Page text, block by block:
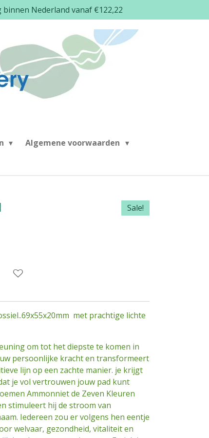
Nederland vanaf €122,22
Algemene voorwaarden
Sale!
met prachtige lichte
om tot het diepste te komen in
persoonlijke kracht en transformeert
lijn op een zachte manier. je krijgt
je vol vertrouwen jouw pad kunt
Ammonniet de Zeven Kleuren
stimuleert hij de stroom van
Iedereen zou er volgens hen eentje
welvaar, gezondheid, vitaliteit en